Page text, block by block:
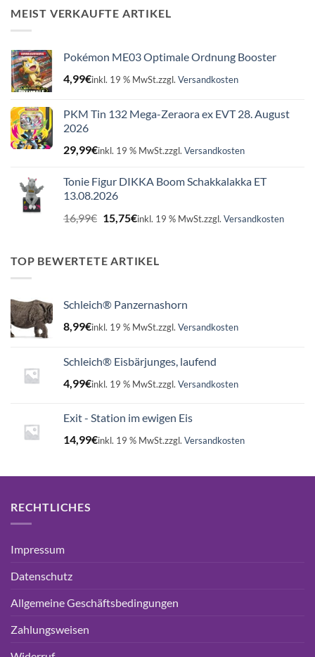
16,99€15,75€.
MEIST VERKAUFTE ARTIKEL
Pokémon ME03 Optimale Ordnung Booster
4,99€inkl. 19 % MwSt.zzgl. Versandkosten
PKM Tin 132 Mega-Zeraora ex EVT 28. August
2026
29,99€inkl. 19 % MwSt.zzgl. Versandkosten
Tonie Figur DIKKA Boom Schakkalakka ET
13.08.2026
16,99€ Ursprünglicher
Preis
16,99€
15,75€Aktueller
15,75€.
inkl. 19 % MwSt.zzgl. Versandkosten
TOP BEWERTETE ARTIKEL
Schleich® Panzernashorn
8,99€inkl. 19 % MwSt.zzgl. Versandkosten
Schleich® Eisbärjunges, laufend
4,99€inkl. 19 % MwSt.zzgl. Versandkosten
Exit - Station im ewigen Eis
14,99€inkl. 19 % MwSt.zzgl. Versandkosten
RECHTLICHES
Impressum
Datenschutz
Allgemeine Geschäftsbedingungen
Zahlungsweisen